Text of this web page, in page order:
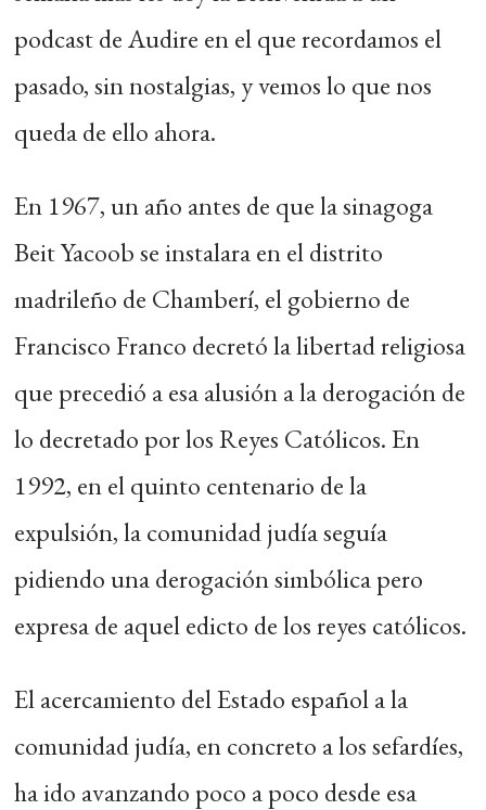
podcast de Audire en el que recordamos el
pasado, sin nostalgias, y vemos lo que nos
queda de ello ahora.
En 1967, un año antes de que la sinagoga
Beit Yacoob se instalara en el distrito
madrileño de Chamberí, el gobierno de
Francisco Franco decretó la libertad religiosa
que precedió a esa alusión a la derogación de
lo decretado por los Reyes Católicos. En
1992, en el quinto centenario de la
expulsión, la comunidad judía seguía
pidiendo una derogación simbólica pero
expresa de aquel edicto de los reyes católicos.
El acercamiento del Estado español a la
comunidad judía, en concreto a los sefardíes,
ha ido avanzando poco a poco desde esa